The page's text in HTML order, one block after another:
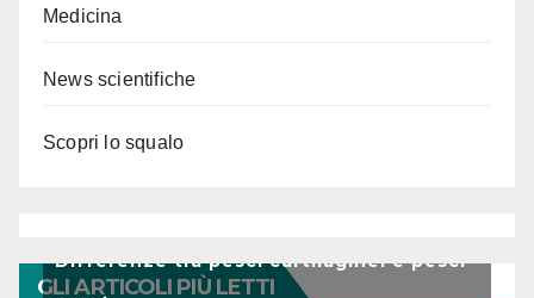
Medicina
News scientifiche
Scopri lo squalo
GLI ARTICOLI PIÙ LETTI
Differenze tra pesci cartilaginei e pesci